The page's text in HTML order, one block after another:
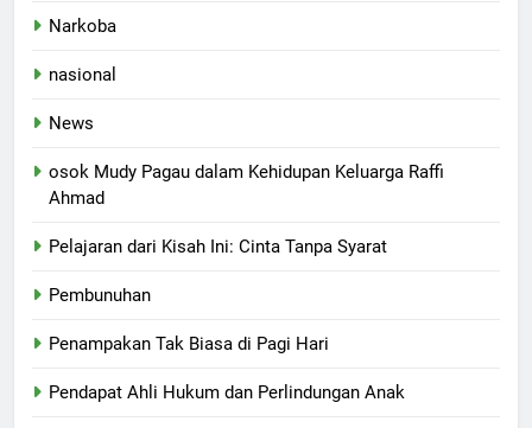
Narkoba
nasional
News
osok Mudy Pagau dalam Kehidupan Keluarga Raffi
Ahmad
Pelajaran dari Kisah Ini: Cinta Tanpa Syarat
Pembunuhan
Penampakan Tak Biasa di Pagi Hari
Pendapat Ahli Hukum dan Perlindungan Anak